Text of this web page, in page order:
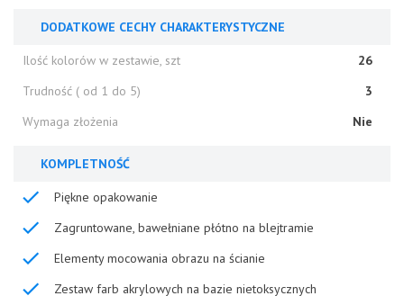
DODATKOWE CECHY CHARAKTERYSTYCZNE
Ilość kolorów w zestawie, szt
26
Trudność ( od 1 do 5)
3
Wymaga złożenia
Nie
KOMPLETNOŚĆ
Piękne opakowanie
Zagruntowane, bawełniane płótno na blejtramie
Elementy mocowania obrazu na ścianie
Zestaw farb akrylowych na bazie nietoksycznych